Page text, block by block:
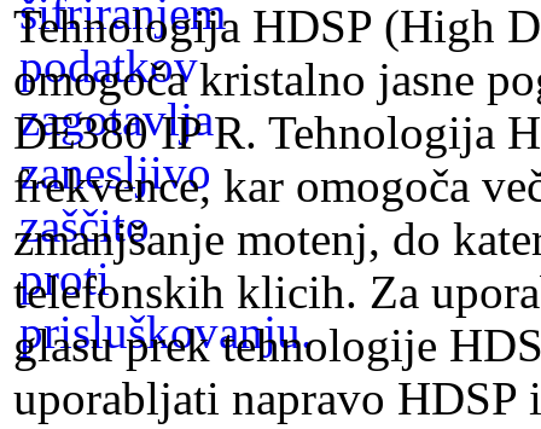
Tehnologija HDSP (High
omogoča kristalno jasne
DE380 IP R. Tehnologija
frekvence, kar omogoča
zmanjšanje motenj, do
telefonskih klicih. Za
glasu prek tehnologije
uporabljati napravo HDSP